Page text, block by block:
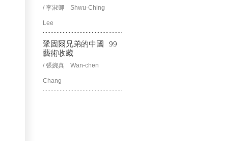
/ 李淑卿 Shwu-Ching
Lee
鞏固爾兄弟的中國
藝術收藏
/ 張婉真 Wan-chen
Chang
99